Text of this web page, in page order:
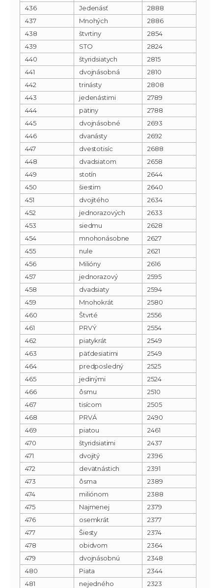
436 Jedenásť
2888
437
Mnohých
2886
438
štvrtiny
2854
439
STO
2824
440
štyridsiatych
2815
441
dvojnásobná
2810
442
trinásty
2808
443
jedenástimi
2789
444
pätiny
2788
445
dvojnásobné
2693
446
dvanásty
2692
447
dvestotisíc
2688
448
dvadsiatom
2658
449
stotín
2644
450
šiestim
2640
451
dvojitého
2634
452
jednorazových
2633
453
siedmu
2628
454
mnohonásobne
2627
455
nule
2621
456
Milióny
2616
457
jednorazový
2595
458
dvadsiaty
2594
459
Mnohokrát
2580
460
Štvrté
2556
461
PRVÝ
2554
462
piatykrát
2549
463
päťdesiatimi
2549
464
predposledný
2525
465
jedinými
2524
466
ôsmu
2510
467
tisícom
2505
468
PRVÁ
2490
469
piatou
2461
470
štyridsiatimi
2437
471
dvojitý
2396
472
devätnástich
2391
473
ôsma
2389
474
miliónom
2388
475
Najmenej
2379
476
osemkrát
2377
477
Šiesty
2374
478
obidvom
2364
479
dvojnásobnú
2348
480
Piata
2344
481
nejedného
2323